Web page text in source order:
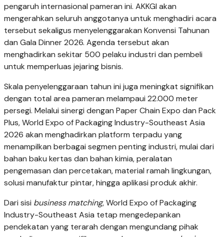
pengaruh internasional pameran ini. AKKGI akan
mengerahkan seluruh anggotanya untuk menghadiri acara
tersebut sekaligus menyelenggarakan Konvensi Tahunan
dan Gala Dinner 2026. Agenda tersebut akan
menghadirkan sekitar 500 pelaku industri dan pembeli
untuk memperluas jejaring bisnis.
Skala penyelenggaraan tahun ini juga meningkat signifikan
dengan total area pameran melampaui 22.000 meter
persegi. Melalui sinergi dengan Paper Chain Expo dan Pack
Plus, World Expo of Packaging Industry-Southeast Asia
2026 akan menghadirkan platform terpadu yang
menampilkan berbagai segmen penting industri, mulai dari
bahan baku kertas dan bahan kimia, peralatan
pengemasan dan percetakan, material ramah lingkungan,
solusi manufaktur pintar, hingga aplikasi produk akhir.
Dari sisi business matching, World Expo of Packaging
Industry-Southeast Asia tetap mengedepankan
pendekatan yang terarah dengan mengundang pihak